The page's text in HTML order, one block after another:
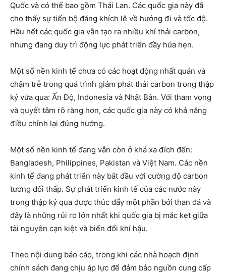
Quốc và có thể bao gồm Thái Lan. Các quốc gia này đã
cho thấy sự tiến bộ đáng khích lệ về hướng đi và tốc độ.
Hầu hết các quốc gia vẫn tạo ra nhiều khí thải carbon,
nhưng đang duy trì động lực phát triển đầy hứa hẹn.
Một số nền kinh tế chưa có các hoạt động nhất quán và
chậm trễ trong quá trình giảm phát thải carbon trong thập
kỷ vừa qua: Ấn Độ, Indonesia và Nhật Bản. Với tham vọng
và quyết tâm rõ ràng hơn, các quốc gia này có khả năng
điều chỉnh lại đúng hướng.
Một số nền kinh tế đang vẫn còn ở khá xa đích đến:
Bangladesh, Philippines, Pakistan và Việt Nam. Các nền
kinh tế đang phát triển này bắt đầu với cường độ carbon
tương đối thấp. Sự phát triển kinh tế của các nước này
trong thập kỷ qua được thúc đẩy một phần bởi than đá và
đây là những rủi ro lớn nhất khi quốc gia bị mắc kẹt giữa
tài nguyên cạn kiệt và biến đổi khí hậu.
Theo nội dung báo cáo, trong khi các nhà hoạch định
chính sách đang chịu áp lực để đảm bảo nguồn cung cấp